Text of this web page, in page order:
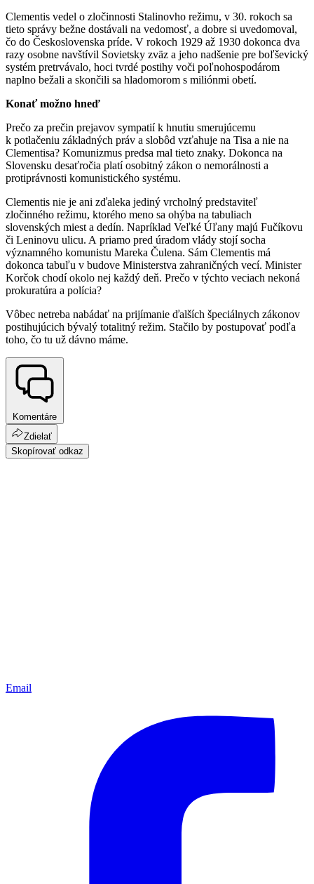
Clementis vedel o zločinnosti Stalinovho režimu, v 30. rokoch sa
tieto správy bežne dostávali na vedomosť, a dobre si uvedomoval,
čo do Československa príde. V rokoch 1929 až 1930 dokonca dva
razy osobne navštívil Sovietsky zväz a jeho nadšenie pre boľševický
systém pretrvávalo, hoci tvrdé postihy voči poľnohospodárom
naplno bežali a skončili sa hladomorom s miliónmi obetí.
Konať možno hneď
Prečo za prečin prejavov sympatií k hnutiu smerujúcemu
k potlačeniu základných práv a slobôd vzťahuje na Tisa a nie na
Clementisa? Komunizmus predsa mal tieto znaky. Dokonca na
Slovensku desaťročia platí osobitný zákon o nemorálnosti a
protiprávnosti komunistického systému.
Clementis nie je ani zďaleka jediný vrcholný predstaviteľ
zločinného režimu, ktorého meno sa ohýba na tabuliach
slovenských miest a dedín. Napríklad Veľké Úľany majú Fučíkovu
či Leninovu ulicu. A priamo pred úradom vlády stojí socha
významného komunistu Mareka Čulena. Sám Clementis má
dokonca tabuľu v budove Ministerstva zahraničných vecí. Minister
Korčok chodí okolo nej každý deň. Prečo v týchto veciach nekoná
prokuratúra a polícia?
Vôbec netreba nabádať na prijímanie ďalších špeciálnych zákonov
postihujúcich bývalý totalitný režim. Stačilo by postupovať podľa
toho, čo tu už dávno máme.
Komentáre
Zdielať
Skopírovať odkaz
Email